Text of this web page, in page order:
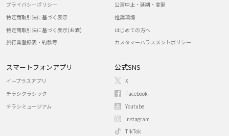
プライバシーポリシー
特定商取引法に基づく表示
特定商取引法に基づく表示(お酒)
旅行業登録表・約款等
公演中止・延期・変更
推奨環境
はじめての方へ
カスタマーハラスメントポリシー
スマートフォンアプリ
イープラスアプリ
チラシクラシック
チラシミュージアム
公式SNS
X
Facebook
Youtube
Instagram
TikTok